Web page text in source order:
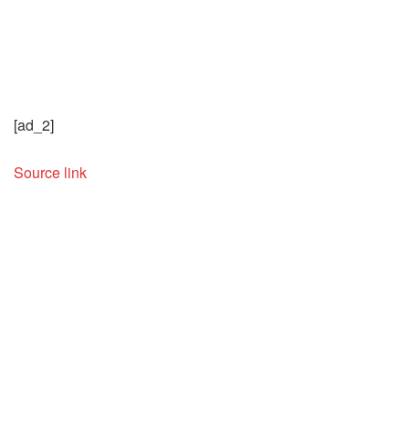
[ad_2]
Source link